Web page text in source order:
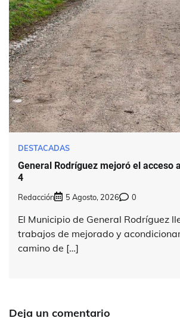
DESTACADAS
General Rodríguez mejoró el acceso
4
Redacción 5 Agosto, 2026 0
El Municipio de General Rodríguez
trabajos de mejorado y
camino de […]
Deja un comentario